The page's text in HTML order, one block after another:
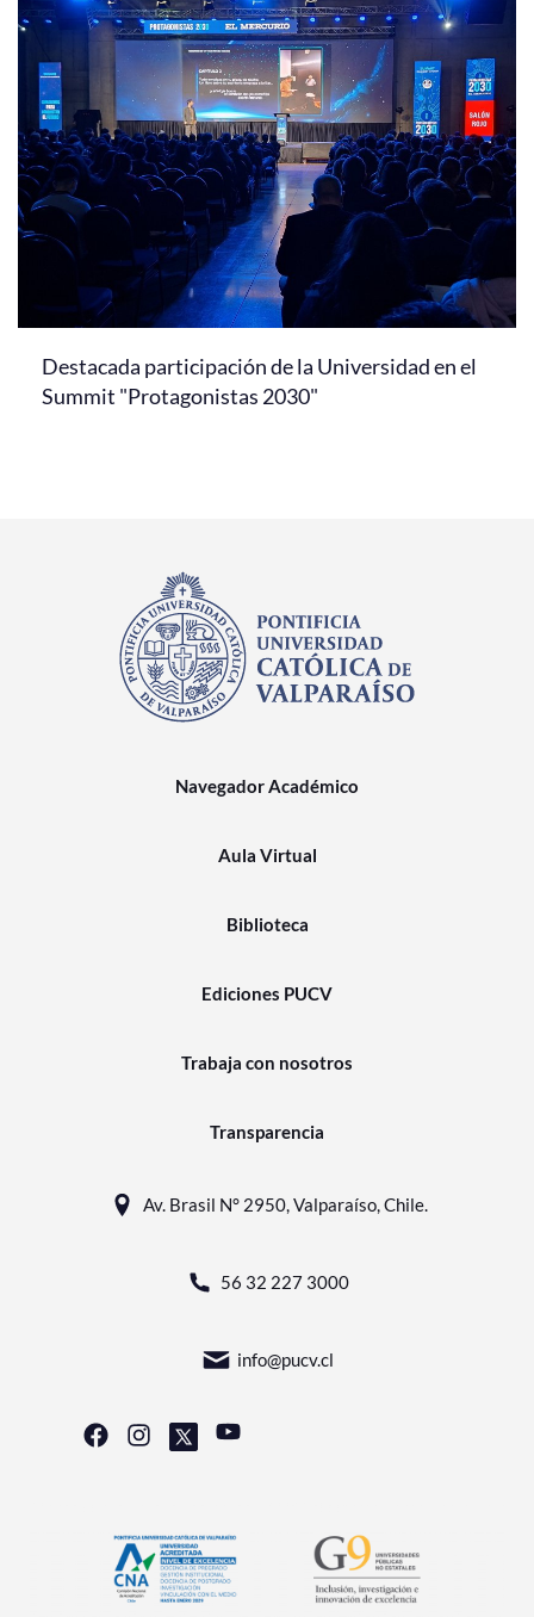
Destacada participación de la Universidad en el
Summit "Protagonistas 2030"
Navegador Académico
Aula Virtual
Biblioteca
Ediciones PUCV
Trabaja con nosotros
Transparencia
Av. Brasil N° 2950, Valparaíso, Chile.
56 32 227 3000
info@pucv.cl